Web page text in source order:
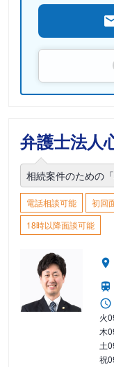
弁護士法人
相続案件のための
電話相談可能 初回
18時以降面談可能
火
木
土
祝